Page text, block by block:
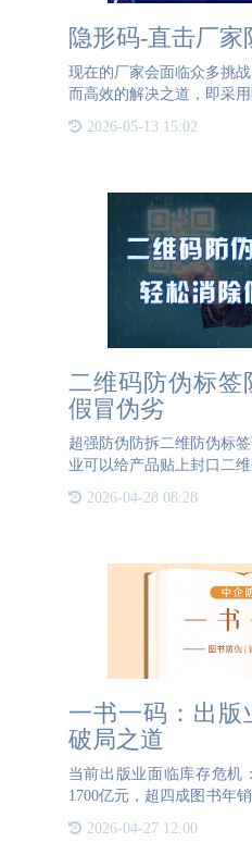
隐形码-直击厂家
现在的厂家会面临众多挑
而高效的解决之道，即采
仅能直击痛点，而且其应
化解多种难题。我们先来
2026-05-13 15:02
二维码防伪标签
假冒伪劣
超强防伪防拆二维防伪标
业可以给产品贴上封口二
转移、防撕毁，加密技术
仿冒。二维码防伪标签可
2026-04-28 08:28
一书一码：出版
破局之道
当前出版业面临库存危机
1700亿元，超四成图书年
滞销积压书。传统"拍脑袋
严重，直播带货等新渠道
2026-04-27 12:00